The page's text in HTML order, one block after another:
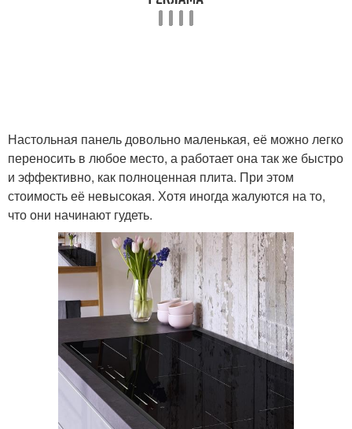
Настольная панель довольно маленькая, её можно легко
переносить в любое место, а работает она так же быстро
и эффективно, как полноценная плита. При этом
стоимость её невысокая. Хотя иногда жалуются на то,
что они начинают гудеть.